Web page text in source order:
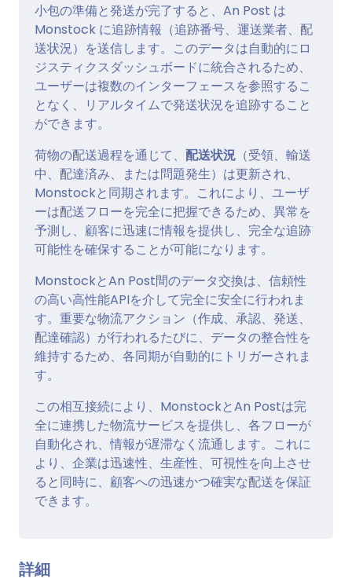
小包の準備と発送が完了すると、An Post は
Monstock に追跡情報（追跡番号、運送業者、配
送状況）を送信します。このデータは自動的にロ
ジスティクスダッシュボードに統合されるため、
ユーザーは複数のインターフェースを参照するこ
となく、リアルタイムで発送状況を追跡すること
ができます。
荷物の配送過程を通じて、 配送状況 （受領、輸送
中、配達済み、または問題発生）は更新され、
Monstockと同期されます。これにより、ユーザ
ーは配送フローを完全に把握できるため、異常を
予測し、顧客に迅速に情報を提供し、完全な追跡
可能性を確保することが可能になります。
MonstockとAn Post間のデータ交換は、信頼性
の高い高性能APIを介して完全に安全に行われま
す。重要な物流アクション（作成、承認、発送、
配達確認）が行われるたびに、データの整合性を
維持するため、各同期が自動的にトリガーされま
す。
この相互接続により、MonstockとAn Postは完
全に連携した物流サービスを提供し、各フローが
自動化され、情報が遅滞なく流通します。これに
より、企業は迅速性、生産性、可視性を向上させ
ると同時に、顧客への迅速かつ確実な配送を保証
できます。
詳細